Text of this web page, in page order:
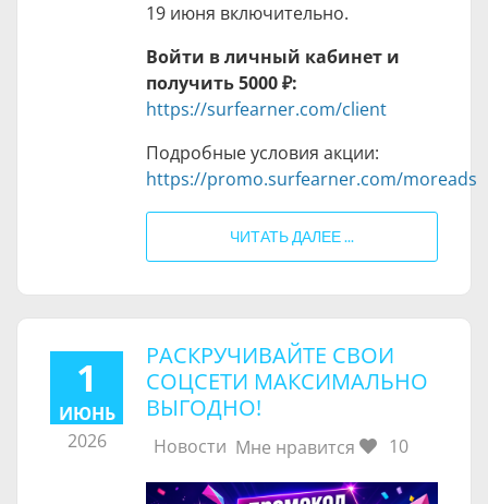
19 июня включительно.
Войти в личный кабинет и
получить5000 ₽:
https://surfearner.com/client
Подробные условия акции:
https://promo.surfearner.com/moreads
ЧИТАТЬ ДАЛЕЕ ...
1
ИЮНЬ
2026
РАСКРУЧИВАЙТЕ СВОИ
СОЦСЕТИ МАКСИМАЛЬНО
ВЫГОДНО!
Новости Мне нравится 10